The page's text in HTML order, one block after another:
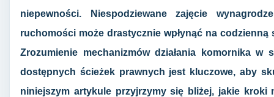
niepewności. Niespodziewane zajęcie
ruchomości może drastycznie wpłynąć na
Zrozumienie mechanizmów działania komornika w
dostępnych ścieżek prawnych jest kluczowe, aby
niniejszym artykule przyjrzymy się bliżej, jakie